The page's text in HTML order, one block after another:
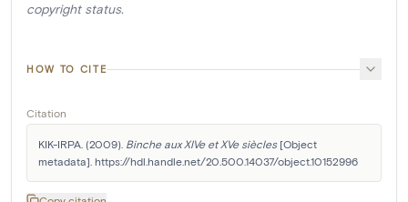
copyright status.
HOW TO CITE
Citation
KIK-IRPA. (2009). Binche aux XIVe et XVe siècles [Object
metadata]. https://hdl.handle.net/20.500.14037/object.10152996